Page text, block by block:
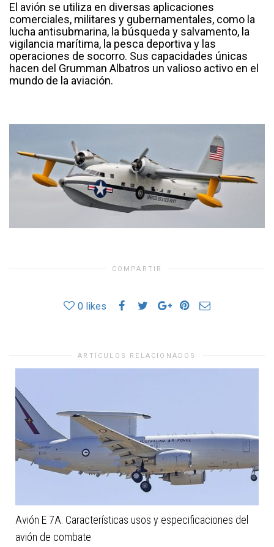
El avión se utiliza en diversas aplicaciones
comerciales, militares y gubernamentales, como la
lucha antisubmarina, la búsqueda y salvamento, la
vigilancia marítima, la pesca deportiva y las
operaciones de socorro. Sus capacidades únicas
hacen del Grumman Albatros un valioso activo en el
mundo de la aviación.
COMPARTIR
0 likes
ARTÍCULOS RELACIONADOS
Avión E 7A: Características usos y especificaciones del
avión de combate